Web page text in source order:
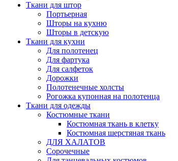
Ткани для штор
Портьерная
Шторы на кухню
Шторы в детскую
Ткани для кухни
Для полотенец
Для фартука
Для салфеток
Дорожки
Полотенечные холсты
Рогожка купонная на полотенца
Ткани для одежды
Костюмные ткани
Костюмная ткань в клетку
Костюмная шерстяная ткань
ДЛЯ ХАЛАТОВ
Сорочечные